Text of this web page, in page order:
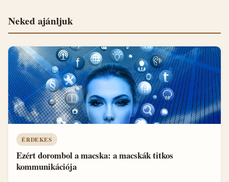
Neked ajánljuk
ÉRDEKES
Ezért dorombol a macska: a macskák titkos
kommunikációja